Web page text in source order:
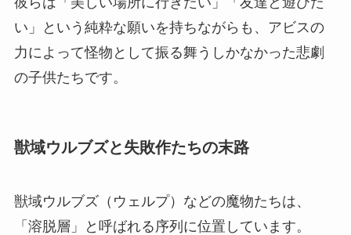
い」という純粋な願いを持ちながらも、アビスの
力によって怪物として振る舞うしかなかった悲劇
の子供たちです。
獣域ウルブズと失敗作たちの末路
獣域ウルブズ（ウェルプ）などの魔物たちは、
「溶脱層」と呼ばれる序列に位置しています。